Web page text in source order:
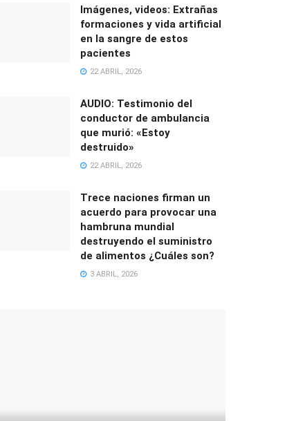
Imágenes, videos: Extrañas
formaciones y vida artificial
en la sangre de estos
pacientes
22 ABRIL, 2026
AUDIO: Testimonio del
conductor de ambulancia
que murió: «Estoy
destruido»
22 ABRIL, 2026
Trece naciones firman un
acuerdo para provocar una
hambruna mundial
destruyendo el suministro
de alimentos ¿Cuáles son?
3 ABRIL, 2026